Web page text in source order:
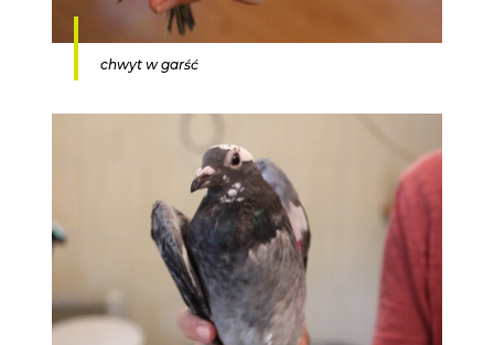
chwyt w garść